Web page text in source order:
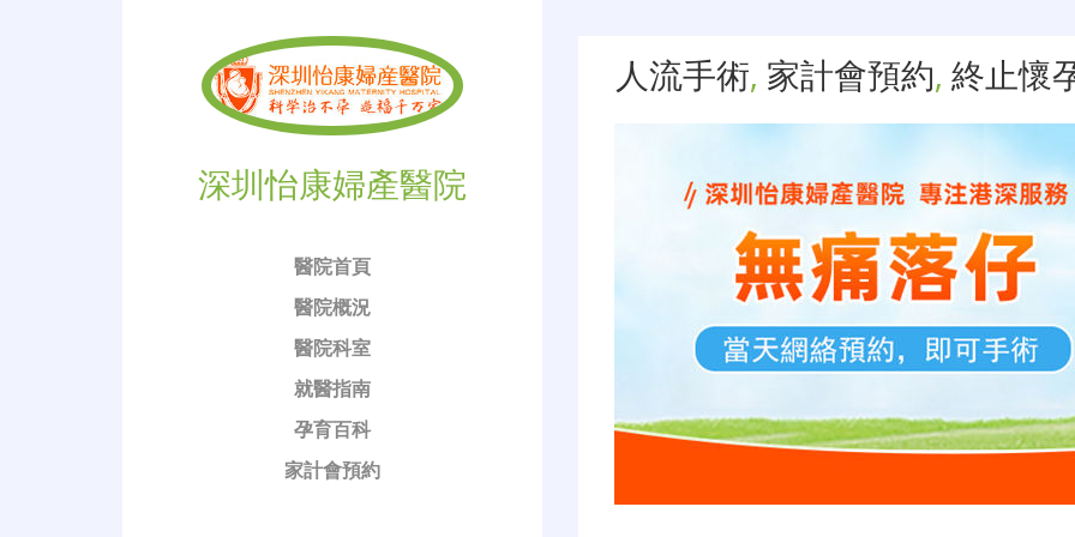
深圳怡康婦產醫院
醫院首頁
醫院概況
醫院科室
就醫指南
孕育百科
家計會預約
人流手術, 家計會預約, 終止懷